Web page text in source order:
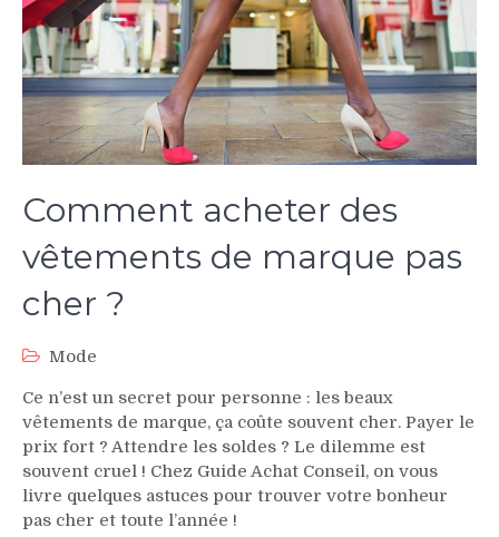
Comment acheter des
vêtements de marque pas
cher ?
Mode
Ce n’est un secret pour personne : les beaux
vêtements de marque, ça coûte souvent cher. Payer le
prix fort ? Attendre les soldes ? Le dilemme est
souvent cruel ! Chez Guide Achat Conseil, on vous
livre quelques astuces pour trouver votre bonheur
pas cher et toute l’année !